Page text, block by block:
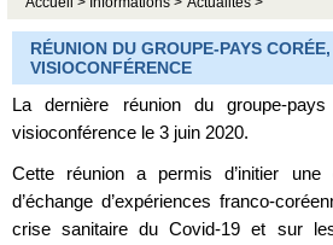
RÉUNION DU GROUPE-PAYS
VISIOCONFÉRENCE
La dernière réunion du groupe-
visioconférence le 3 juin 2020.
Cette réunion a permis d’initier
d’échange d’expériences franco-
crise sanitaire du Covid-19 et sur